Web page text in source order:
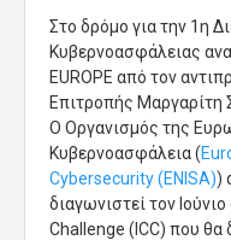
Στο δρόμο για την 1η
Κυβερνοασφάλειας
EUROPE από τον
Επιτροπής Μαργαρίτη
Ο Οργανισμός της
Κυβερνοασφάλεια (
Cybersecurity (ENISA))
διαγωνιστεί τον
Challenge (ICC) που θα